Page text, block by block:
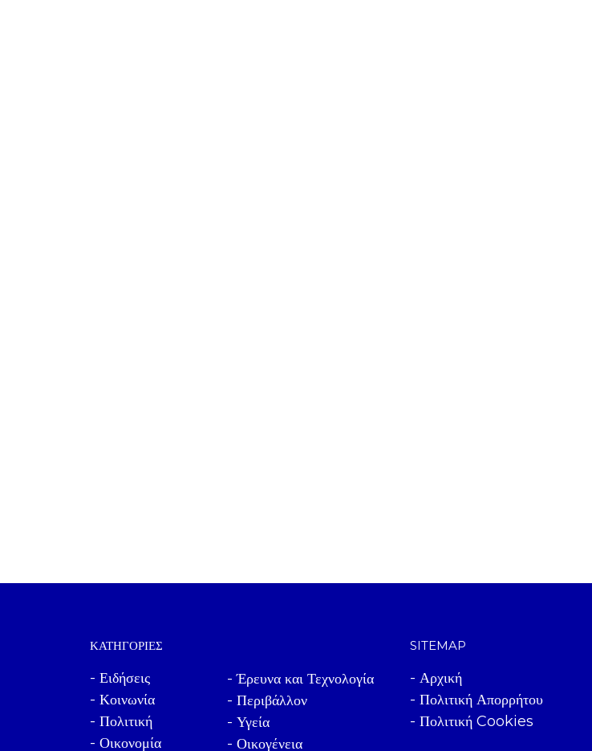
ΚΑΤΗΓΟΡΊΕΣ
- Ειδήσεις
- Κοινωνία
- Πολιτική
- Οικονομία
- Έρευνα και Τεχνολογία
- Περιβάλλον
- Υγεία
- Οικογένεια
SITEMAP
- Αρχική
- Πολιτική Απορρήτου
- Πολιτική Cookies